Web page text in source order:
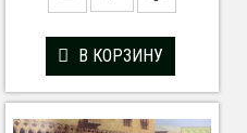
В КОРЗИНУ